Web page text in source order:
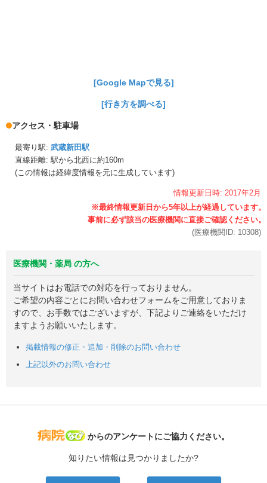
[Google Mapで見る]
[行き方を調べる]
アクセス・駐車場
最寄り駅: 武蔵新田駅
直線距離: 駅から北西に約160m
(この情報は経緯度情報を元に生成しています)
情報更新日時: 2017年2月
(医療機関ID: 10308)
医療機関・薬局 の方へ
当サイトはお電話での対応を行っておりません。
ご希望の内容ごとにお問い合わせフォームをご用意しておりま
すので、お手数ではございますが、下記よりご連絡をいただけ
ますようお願いいたします。
掲載情報の修正・追加・削除のお問い合わせ
上記以外のお問い合わせ
病院なび
からのアンケートにご協力ください。
知りたい情報は見つかりましたか?